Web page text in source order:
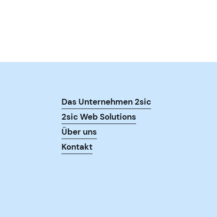
Das Unternehmen 2sic
2sic Web Solutions
Über uns
Kontakt